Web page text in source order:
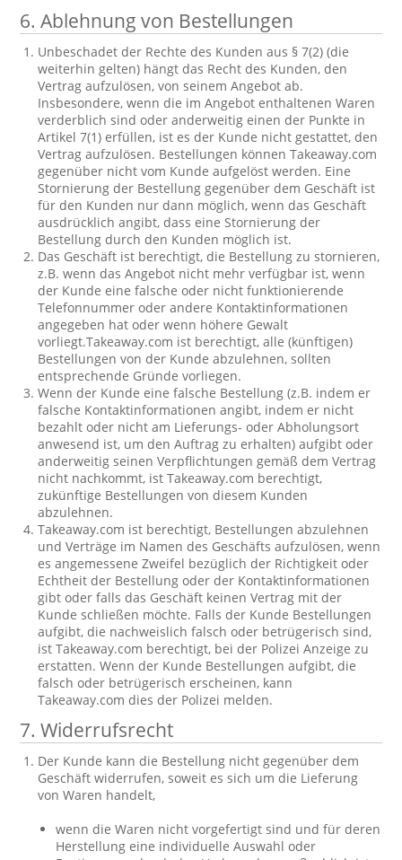
6. Ablehnung von Bestellungen
Unbeschadet der Rechte des Kunden aus § 7(2) (die
weiterhin gelten) hängt das Recht des Kunden, den
Vertrag aufzulösen, von seinem Angebot ab.
Insbesondere, wenn die im Angebot enthaltenen Waren
verderblich sind oder anderweitig einen der Punkte in
Artikel 7(1) erfüllen, ist es der Kunde nicht gestattet, den
Vertrag aufzulösen. Bestellungen können Takeaway.com
gegenüber nicht vom Kunde aufgelöst werden. Eine
Stornierung der Bestellung gegenüber dem Geschäft ist
für den Kunden nur dann möglich, wenn das Geschäft
ausdrücklich angibt, dass eine Stornierung der
Bestellung durch den Kunden möglich ist.
Das Geschäft ist berechtigt, die Bestellung zu stornieren,
z.B. wenn das Angebot nicht mehr verfügbar ist, wenn
der Kunde eine falsche oder nicht funktionierende
Telefonnummer oder andere Kontaktinformationen
angegeben hat oder wenn höhere Gewalt
vorliegt.Takeaway.com ist berechtigt, alle (künftigen)
Bestellungen von der Kunde abzulehnen, sollten
entsprechende Gründe vorliegen.
Wenn der Kunde eine falsche Bestellung (z.B. indem er
falsche Kontaktinformationen angibt, indem er nicht
bezahlt oder nicht am Lieferungs- oder Abholungsort
anwesend ist, um den Auftrag zu erhalten) aufgibt oder
anderweitig seinen Verpflichtungen gemäß dem Vertrag
nicht nachkommt, ist Takeaway.com berechtigt,
zukünftige Bestellungen von diesem Kunden
abzulehnen.
Takeaway.com ist berechtigt, Bestellungen abzulehnen
und Verträge im Namen des Geschäfts aufzulösen, wenn
es angemessene Zweifel bezüglich der Richtigkeit oder
Echtheit der Bestellung oder der Kontaktinformationen
gibt oder falls das Geschäft keinen Vertrag mit der
Kunde schließen möchte. Falls der Kunde Bestellungen
aufgibt, die nachweislich falsch oder betrügerisch sind,
ist Takeaway.com berechtigt, bei der Polizei Anzeige zu
erstatten. Wenn der Kunde Bestellungen aufgibt, die
falsch oder betrügerisch erscheinen, kann
Takeaway.com dies der Polizei melden.
7. Widerrufsrecht
Der Kunde kann die Bestellung nicht gegenüber dem
Geschäft widerrufen, soweit es sich um die Lieferung
von Waren handelt,
wenn die Waren nicht vorgefertigt sind und für deren
Herstellung eine individuelle Auswahl oder